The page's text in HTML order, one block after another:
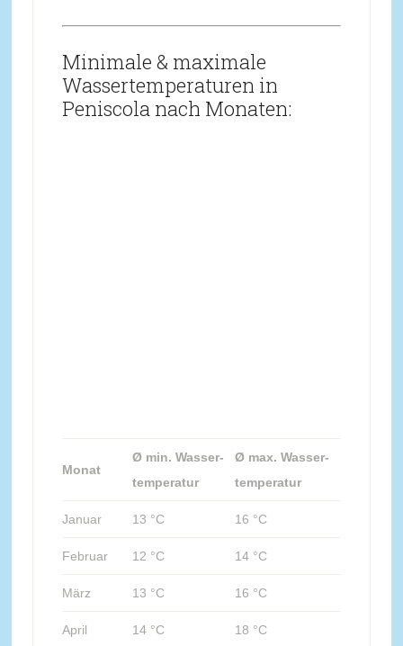
Minimale & maximale
Wassertemperaturen in
Peniscola nach Monaten:
Monat
Ø min. Wasser-
temperatur
Ø max. Wasser-
temperatur
Januar 13 °C 16 °C
Februar 12 °C 14 °C
März 13 °C 16 °C
April 14 °C 18 °C